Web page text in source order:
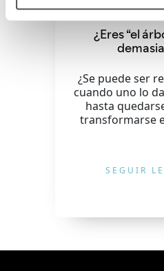
¿Eres “el
¿Se puede ser
cuando uno lo
hasta
transformarse
SEGUIR